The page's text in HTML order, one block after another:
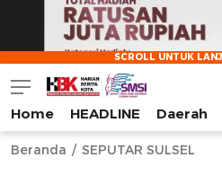
HarianBeritaKota
Mengabarkan Setiap
Home HEADLINE Daerah
Beranda SEPUTAR SULSEL